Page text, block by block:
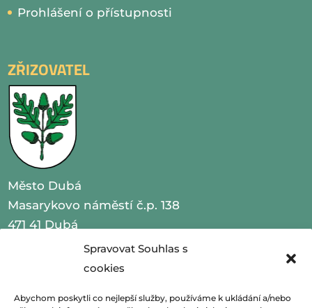
Spravovat Souhlas s
cookies
Abychom poskytli co nejlepší služby, používáme k ukládání a/nebo
Prohlášení o přístupnosti
ZŘIZOVATEL
Město Dubá
Masarykovo náměstí č.p. 138
471 41 Dubá
IČO 00260479